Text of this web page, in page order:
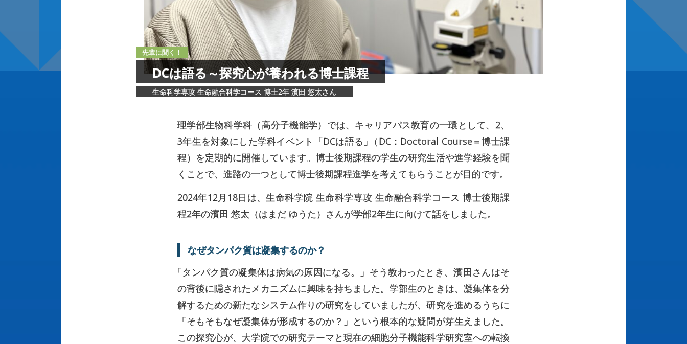
先輩に聞く！
DCは語る～探究心が養われる博士課程
生命科学専攻 生命融合科学コース 博士2年 濱田 悠太さん
理学部生物科学科（高分子機能学）では、キャリアパス教育の一環として、2、
3年生を対象にした学科イベント「DCは語る 」 （DC：Doctoral Course＝博士課
程）を定期的に開催しています。博士後期課程の学生の研究生活や進学経験を聞
くことで、進路の一つとして博士後期課程進学を考えてもらうことが目的です。
2024年12月18日は、生命科学院 生命科学専攻 生命融合科学コース 博士後期課
程2年の濱田 悠太（はまだ ゆうた）さんが学部2年生に向けて話をしました。
なぜタンパク質は凝集するのか？
「タンパク質の凝集体は病気の原因になる。」そう教わったとき、濱田さんはそ
の背後に隠されたメカニズムに興味を持ちました。学部生のときは、凝集体を分
解するための新たなシステム作りの研究をしていましたが、研究を進めるうちに
「そもそもなぜ凝集体が形成するのか？」という根本的な疑問が芽生えました。
この探究心が、大学院での研究テーマと現在の細胞分子機能科学研究室への転換